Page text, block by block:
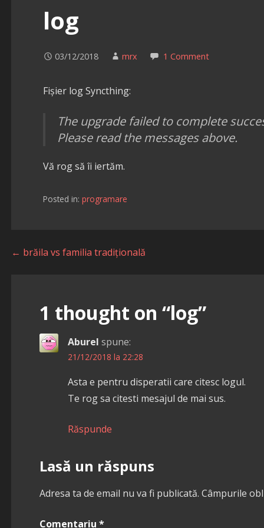
log
03/12/2018 mrx 1 Comment
Fișier log Syncthing:
The upgrade failed to complete
Please read the messages above.
Vă rog să îi iertăm.
Posted in: programare
Navigare
articole
← brăila vs familia tradițională
1 thought on “log”
Aburel spune:
21/12/2018 la 22:28
Asta e pentru disperatii care citesc logul.
Te rog sa citesti mesajul de mai sus.
Răspunde
Lasă un răspuns
Adresa ta de email nu va fi publicată. Câmpurile
Comentariu *